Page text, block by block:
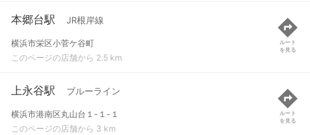
本郷台駅 JR根岸線
横浜市栄区小菅ケ谷町
このページの店舗から 2.5 km
ルート
を見る
上永谷駅 ブルーライン
横浜市港南区丸山台１-１-１
このページの店舗から 3 km
ルート
を見る